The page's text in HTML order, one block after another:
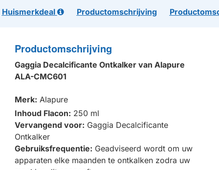
Huismerkdeal Productomschrijving
Productomschrijving
Gaggia Decalcificante Ontkalker van Alapure
ALA-CMC601
Merk: Alapure
Inhoud Flacon: 250 ml
Vervangend voor: Gaggia Decalcificante
Ontkalker
Gebruiksfrequentie: Geadviseerd wordt om uw
apparaten elke maanden te ontkalken zodra uw